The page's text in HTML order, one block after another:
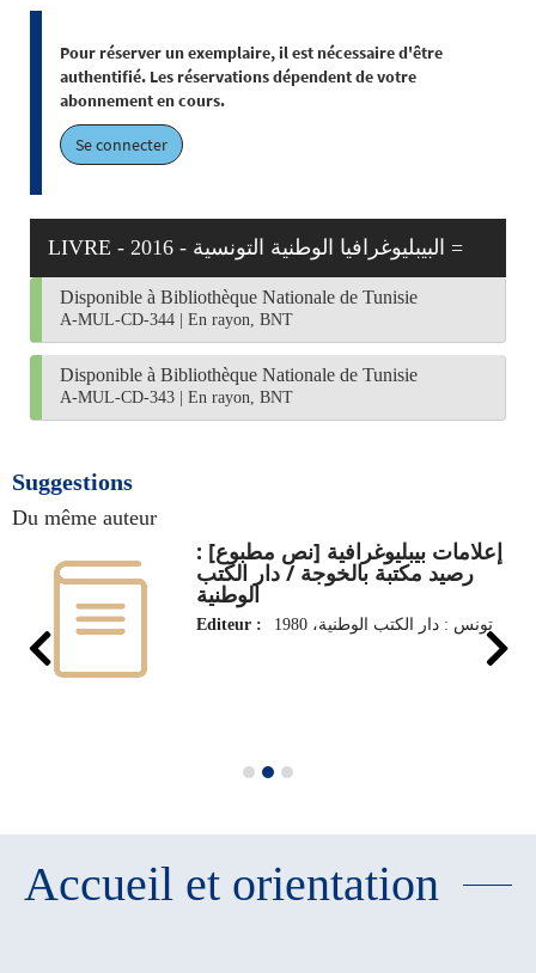
Pour réserver un exemplaire, il est nécessaire d'être
authentifié. Les réservations dépendent de votre
abonnement en cours.
Se connecter
LIVRE - 2016 - البيبليوغرافيا الوطنية التونسية =
Disponible à Bibliothèque Nationale de Tunisie
A-MUL-CD-344 En rayon, BNT
Disponible à Bibliothèque Nationale de Tunisie
A-MUL-CD-343 En rayon, BNT
Suggestions
Du même auteur
إعلامات بيبليوغرافية [نص مطبوع] :
رصيد مكتبة بالخوجة / دار الكتب
الوطنية
Editeur : تونس : دار الكتب الوطنية، 1980
Accueil et orientation